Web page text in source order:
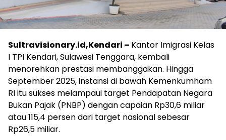
Sultravisionary.id,Kendari – Kantor Imigrasi Kelas
I TPI Kendari, Sulawesi Tenggara, kembali
menorehkan prestasi membanggakan. Hingga
September 2025, instansi di bawah Kemenkumham
RI itu sukses melampaui target Pendapatan Negara
Bukan Pajak (PNBP) dengan capaian Rp30,6 miliar
atau 115,4 persen dari target nasional sebesar
Rp26,5 miliar.